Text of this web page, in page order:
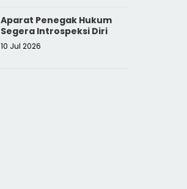
Aparat Penegak Hukum
Segera Introspeksi Diri
10 Jul 2026